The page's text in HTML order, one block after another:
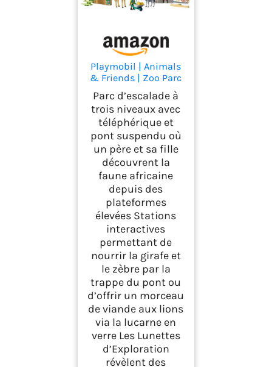
Playmobil | Animals
& Friends | Zoo Parc
Aventure Les
Animaux | 3
Plateformes avec
téléphérique et Pont
Suspendu| Jouet
pour Enfants à partir
de 4 Ans | 72070
Parc d’escalade à
trois niveaux avec
téléphérique et
pont suspendu où
un père et sa fille
découvrent la
faune africaine
depuis des
plateformes
élevées Stations
interactives
permettant de
nourrir la girafe et
le zèbre par la
trappe du pont ou
d’offrir un morceau
de viande aux lions
via la lucarne en
verre Les Lunettes
d’Exploration
révèlent des